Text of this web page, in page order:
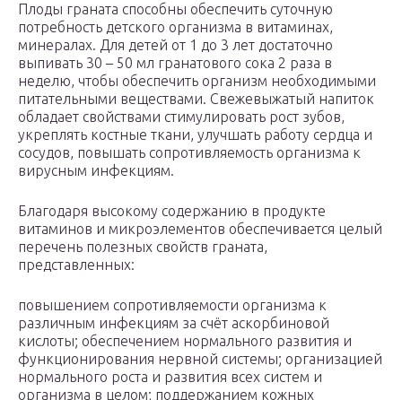
Плоды граната способны обеспечить суточную
потребность детского организма в витаминах,
минералах. Для детей от 1 до 3 лет достаточно
выпивать 30 – 50 мл гранатового сока 2 раза в
неделю, чтобы обеспечить организм необходимыми
питательными веществами. Свежевыжатый напиток
обладает свойствами стимулировать рост зубов,
укреплять костные ткани, улучшать работу сердца и
сосудов, повышать сопротивляемость организма к
вирусным инфекциям.
Благодаря высокому содержанию в продукте
витаминов и микроэлементов обеспечивается целый
перечень полезных свойств граната,
представленных:
повышением сопротивляемости организма к
различным инфекциям за счёт аскорбиновой
кислоты; обеспечением нормального развития и
функционирования нервной системы; организацией
нормального роста и развития всех систем и
организма в целом; поддержанием кожных